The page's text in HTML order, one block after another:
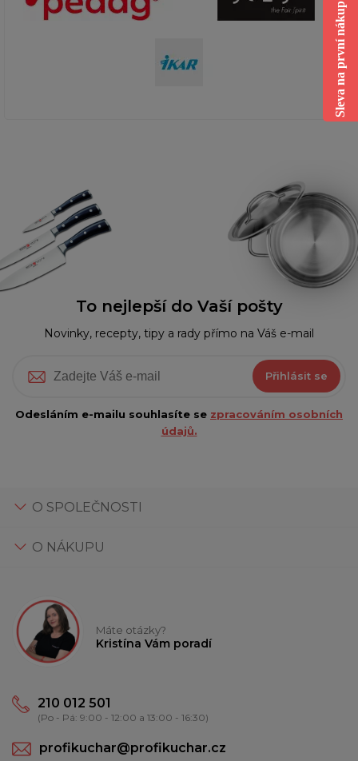
To nejlepší do Vaší pošty
Novinky, recepty, tipy a rady přímo na Váš e-mail
Přihlásit se
Odesláním e-mailu souhlasíte se zpracováním osobních
údajů.
O SPOLEČNOSTI
O NÁKUPU
Máte otázky?
Kristína Vám poradí
210 012 501
(Po - Pá: 9:00 - 12:00 a 13:00 - 16:30)
profikuchar@profikuchar.cz
Sleva na první nákup